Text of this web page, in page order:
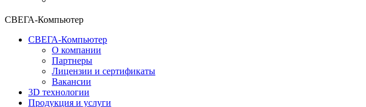
СВЕГА-Компьютер
СВЕГА-Компьютер
О компании
Партнеры
Лицензии и сертификаты
Вакансии
3D технологии
Продукция и услуги